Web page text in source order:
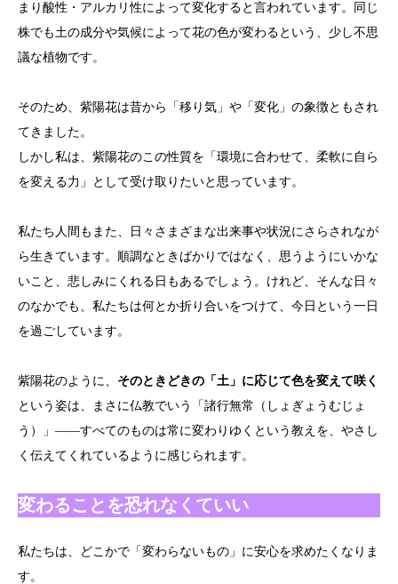
まり酸性・アルカリ性によって変化すると言われています。同じ
株でも土の成分や気候によって花の色が変わるという、少し不思
議な植物です。
そのため、紫陽花は昔から「移り気」や「変化」の象徴ともされ
てきました。
しかし私は、紫陽花のこの性質を「環境に合わせて、柔軟に自ら
を変える力」として受け取りたいと思っています。
私たち人間もまた、日々さまざまな出来事や状況にさらされなが
ら生きています。順調なときばかりではなく、思うようにいかな
いこと、悲しみにくれる日もあるでしょう。けれど、そんな日々
のなかでも、私たちは何とか折り合いをつけて、今日という一日
を過ごしています。
紫陽花のように、 そのときどきの「土」に応じて色を変えて咲く
という姿は、まさに仏教でいう「諸行無常（しょぎょうむじょ
う）」――すべてのものは常に変わりゆくという教えを、やさし
く伝えてくれているように感じられます。
変わることを恐れなくていい
私たちは、どこかで「変わらないもの」に安心を求めたくなりま
す。